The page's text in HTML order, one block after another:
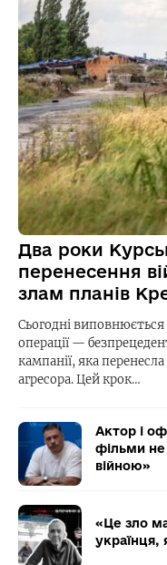
Два роки
перенесення
злам планів
Сьогодні виповнюється
операції —
кампанії, яка
агресора. Цей крок…
Актор і
фільми не
війною»
«Це зло
українця,